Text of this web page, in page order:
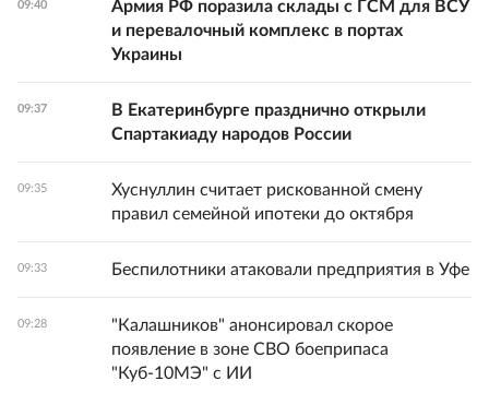
09:40
Армия РФ поразила склады с ГСМ для ВСУ
и перевалочный комплекс в портах
Украины
09:37
В Екатеринбурге празднично открыли
Спартакиаду народов России
09:35
Хуснуллин считает рискованной смену
правил семейной ипотеки до октября
09:33 Беспилотники атаковали предприятия в Уфе
09:28
"Калашников" анонсировал скорое
появление в зоне СВО боеприпаса
"Куб-10МЭ" с ИИ